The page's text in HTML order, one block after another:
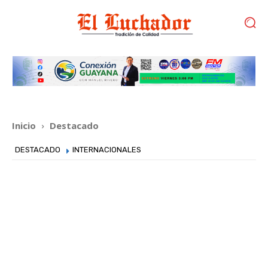
Inicio Destacado
DESTACADO INTERNACIONALES